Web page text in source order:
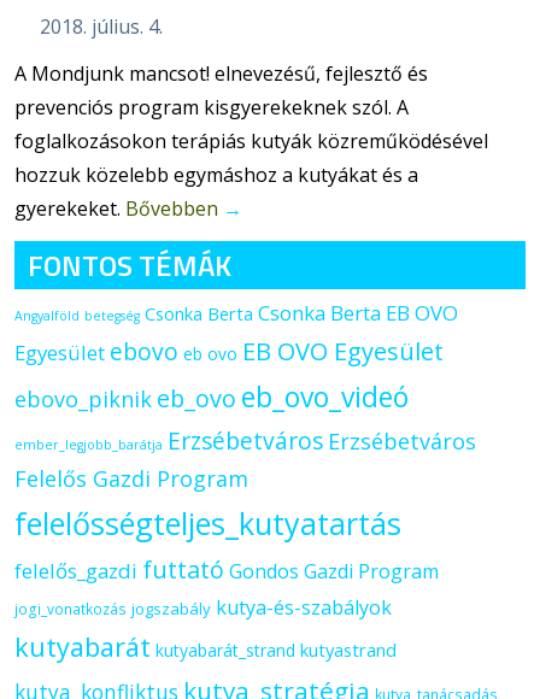
2018. július. 4.
A Mondjunk mancsot! elnevezésű, fejlesztő és
prevenciós program kisgyerekeknek szól. A
foglalkozásokon terápiás kutyák közreműködésével
hozzuk közelebb egymáshoz a kutyákat és a
gyerekeket. Bővebben →
FONTOS TÉMÁK
Angyalföld betegség Csonka Berta Csonka Berta EB OVO
Egyesület ebovo eb ovo EB OVO Egyesület
ebovo_piknik eb_ovo eb_ovo_videó
ember_legjobb_barátja Erzsébetváros Erzsébetváros
Felelős Gazdi Program
felelősségteljes_kutyatartás
felelős_gazdi futtató Gondos Gazdi Program
jogi_vonatkozás jogszabály kutya-és-szabályok
kutyabarát kutyabarát_strand kutyastrand
kutya_konfliktus kutya_stratégia